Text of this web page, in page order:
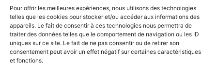
Pour offrir les meilleures expériences, nous utilisons des technologies
telles que les cookies pour stocker et/ou accéder aux informations des
appareils. Le fait de consentir à ces technologies nous permettra de
traiter des données telles que le comportement de navigation ou les ID
uniques sur ce site. Le fait de ne pas consentir ou de retirer son
consentement peut avoir un effet négatif sur certaines caractéristiques
et fonctions.
Bébé
Portfolio
Famille
Blog
L’expérience
famille
Produits
d’art